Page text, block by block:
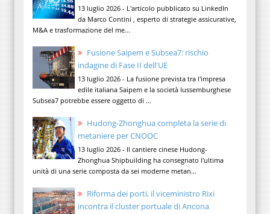
13 luglio 2026 - L'articolo pubblicato su LinkedIn
da Marco Contini , esperto di strategie assicurative,
M&A e trasformazione del me...
Fusione Saipem e Subsea7: rischio
indagine di Fase II dell'UE
13 luglio 2026 - La fusione prevista tra l'impresa
edile italiana Saipem e la società lussemburghese
Subsea7 potrebbe essere oggetto di ...
Hudong-Zhonghua completa la serie di
metaniere per CNOOC
13 luglio 2026 - Il cantiere cinese Hudong-
Zhonghua Shipbuilding ha consegnato l'ultima
unità di una serie composta da sei moderne metan...
Riforma dei porti, il viceministro Rixi
incontra il cluster portuale di Ancona